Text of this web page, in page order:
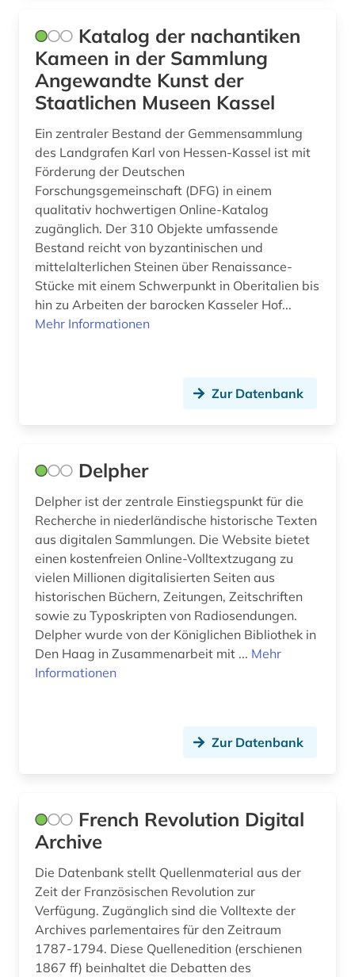
Katalog der nachantiken
Kameen in der Sammlung
Angewandte Kunst der
Staatlichen Museen Kassel
Ein zentraler Bestand der Gemmensammlung
des Landgrafen Karl von Hessen-Kassel ist mit
Förderung der Deutschen
Forschungsgemeinschaft (DFG) in einem
qualitativ hochwertigen Online-Katalog
zugänglich. Der 310 Objekte umfassende
Bestand reicht von byzantinischen und
mittelalterlichen Steinen über Renaissance-
Stücke mit einem Schwerpunkt in Oberitalien bis
hin zu Arbeiten der barocken Kasseler Hof...
Mehr Informationen
Zur Datenbank
Delpher
Delpher ist der zentrale Einstiegspunkt für die
Recherche in niederländische historische Texten
aus digitalen Sammlungen. Die Website bietet
einen kostenfreien Online-Volltextzugang zu
vielen Millionen digitalisierten Seiten aus
historischen Büchern, Zeitungen, Zeitschriften
sowie zu Typoskripten von Radiosendungen.
Delpher wurde von der Königlichen Bibliothek in
Den Haag in Zusammenarbeit mit ... Mehr
Informationen
Zur Datenbank
French Revolution Digital
Archive
Die Datenbank stellt Quellenmaterial aus der
Zeit der Französischen Revolution zur
Verfügung. Zugänglich sind die Volltexte der
Archives parlementaires für den Zeitraum
1787-1794. Diese Quellenedition (erschienen
1867 ff) beinhaltet die Debatten des